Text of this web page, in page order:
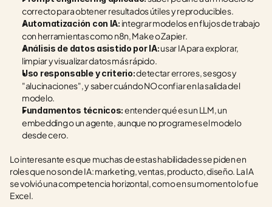
correcto para obtener resultados útiles y reproducibles.
Automatización con IA: integrar modelos en flujos de trabajo
con herramientas como n8n, Make o Zapier.
Análisis de datos asistido por IA: usar IA para explorar,
limpiar y visualizar datos más rápido.
Uso responsable y criterio: detectar errores, sesgos y
"alucinaciones", y saber cuándo NO confiar en la salida del
modelo.
Fundamentos técnicos: entender qué es un LLM, un
embedding o un agente, aunque no programes el modelo
desde cero.
Lo interesante es que muchas de estas habilidades se piden en
roles que no son de IA: marketing, ventas, producto, diseño. La IA
se volvió una competencia horizontal, como en su momento lo fue
Excel.